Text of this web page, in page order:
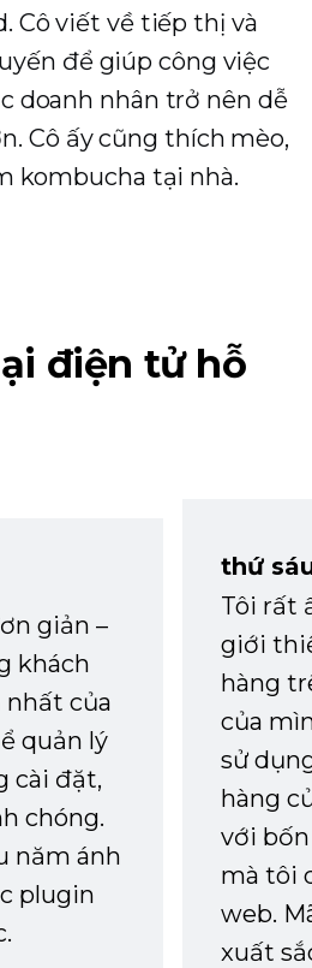
Cô viết về tiếp thị và
để giúp công việc
doanh nhân trở nên dễ
Cô ấy cũng thích mèo,
kombucha tại nhà.
điện tử hỗ
giản –
khách
của
quản lý
cài đặt,
chóng.
năm ánh
plugin
thứ
Tôi rất
giới
hàng
của
sử
hàng
với
mà tôi
web.
xuất